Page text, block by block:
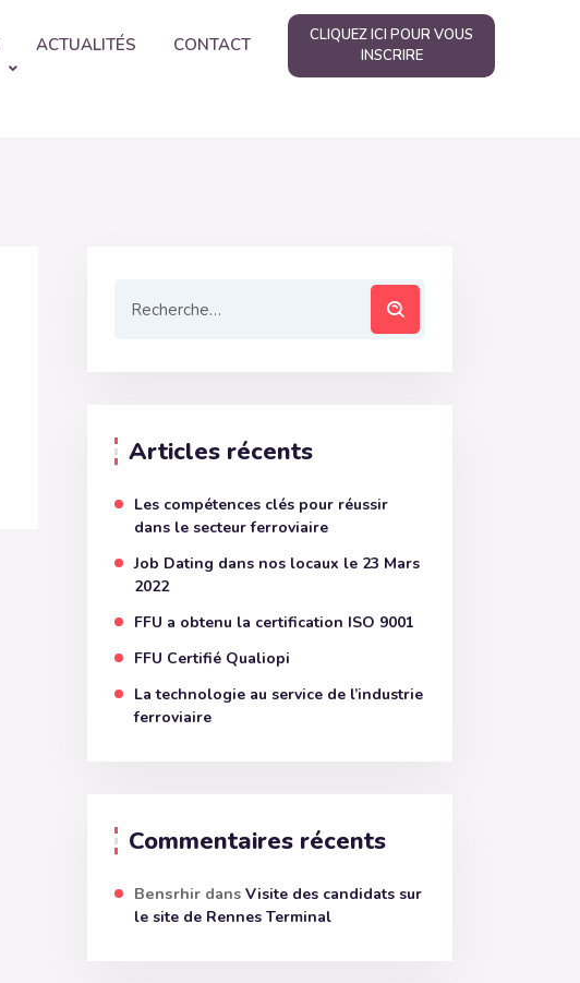
ACTUALITÉS CONTACT
CLIQUEZ ICI POUR VOUS
INSCRIRE
Articles récents
Les compétences clés pour réussir
dans le secteur ferroviaire
Job Dating dans nos locaux le 23 Mars
2022
FFU a obtenu la certification ISO 9001
FFU Certifié Qualiopi
La technologie au service de l’industrie
ferroviaire
Commentaires récents
Bensrhir dans Visite des candidats sur
le site de Rennes Terminal